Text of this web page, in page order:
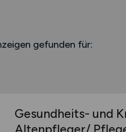
gefunden für:
Gesundheits- und
Altenpfleger/